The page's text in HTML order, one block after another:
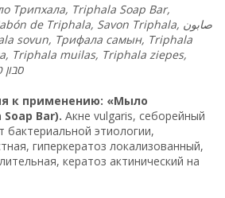
Трипхала, Triphala Soap Bar,
de Triphala, Savon Triphala, صابون
sovun, Трифала самын, Triphala
, Triphala muilas, Triphala ziepes,
к применению: «Мыло
Bar). Акне vulgaris, себорейный
бактериальной этиологии,
гиперкератоз локализованный,
кератоз актинический на